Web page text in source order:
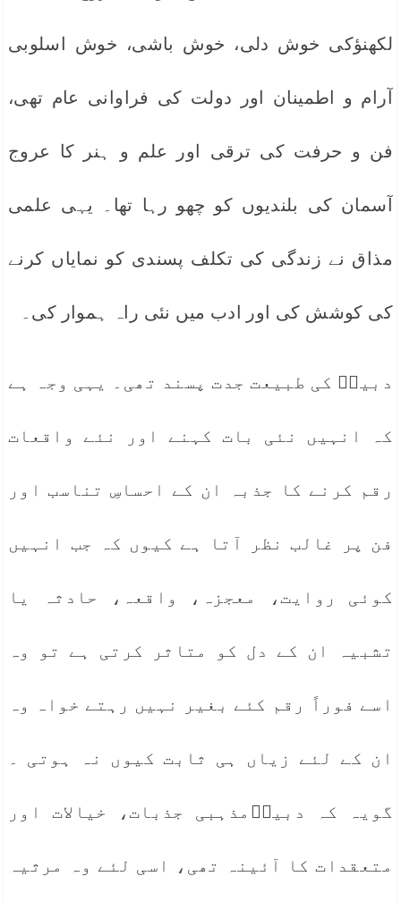
لکھنؤکی خوش دلی، خوش باشی، خوش اسلوبی
آرام و اطمینان اور دولت کی فراوانی عام تھی،
فن و حرفت کی ترقی اور علم و ہنر کا عروج
آسمان کی بلندیوں کو چھو رہا تھا۔ یہی علمی
مذاق نے زندگی کی تکلف پسندی کو نمایاں کرنے
کی کوشش کی اور ادب میں نئی راہ ہموار کی۔
دبیرؔ کی طبیعت جدت پسند تھی۔ یہی وجہ ہے
کہ انہیں نئی بات کہنے اور نئے واقعات
رقم کرنے کا جذبہ ان کے احساسِ تناسب اور
فن پر غالب نظر آتا ہے کیوں کہ جب انہیں
کوئی روایت، معجزہ، واقعہ، حادثہ یا
تشبیہ ان کے دل کو متاثر کرتی ہے تو وہ
اسے فوراً رقم کئے بغیر نہیں رہتے خواہ وہ
ان کے لئے زیاں ہی ثابت کیوں نہ ہوتی ۔
گویہ کہ دبیرؔمذہبی جذبات، خیالات اور
متعقدات کا آئینہ تھی، اسی لئے وہ مرثیہ